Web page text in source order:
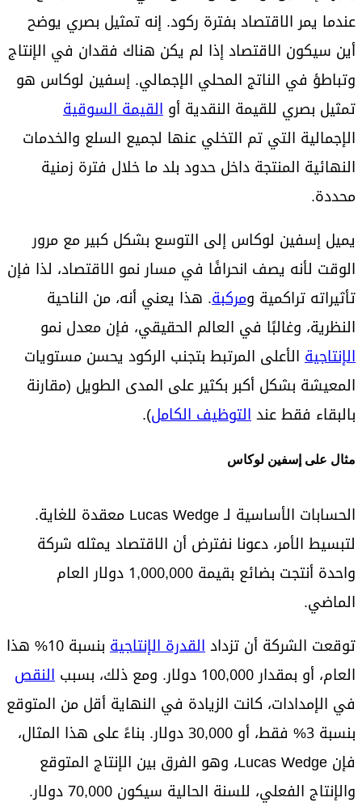
عندما يمر الاقتصاد بفترة ركود. إنه تمثيل بصري يوضح
أين سيكون الاقتصاد إذا لم يكن هناك فقدان في الإنتاج
وتباطؤ في الناتج المحلي الإجمالي. إسفين لوكاس هو
تمثيل بصري للقيمة النقدية أو القيمة السوقية
الإجمالية التي تم التخلي عنها لجميع السلع والخدمات
النهائية المنتجة داخل حدود بلد ما خلال فترة زمنية
محددة.
يميل إسفين لوكاس إلى التوسع بشكل كبير مع مرور
الوقت لأنه يصف انحرافًا في مسار نمو الاقتصاد، لذا فإن
تأثيراته تراكمية ومركبة. هذا يعني أنه، من الناحية
النظرية، وغالبًا في العالم الحقيقي، فإن معدل نمو
الإنتاجية الأعلى المرتبط بتجنب الركود يحسن مستويات
المعيشة بشكل أكبر بكثير على المدى الطويل (مقارنة
بالبقاء فقط عندالتوظيف الكامل).
مثال على إسفين لوكاس
الحسابات الأساسية لـ Lucas Wedge معقدة للغاية.
لتبسيط الأمر، دعونا نفترض أن الاقتصاد يمثله شركة
واحدة أنتجت بضائع بقيمة 1,000,000 دولار العام
الماضي.
توقعت الشركة أن تزدادالقدرة الإنتاجية
بنسبة 10% هذا
العام، أو بمقدار 100,000 دولار. ومع ذلك، بسبب
النقص
في الإمدادات، كانت الزيادة في النهاية أقل من المتوقع
بنسبة 3% فقط، أو 30,000 دولار. بناءً على هذا المثال،
فإن Lucas Wedge، وهو الفرق بين الإنتاج المتوقع
والإنتاج الفعلي، للسنة الحالية سيكون 70,000 دولار.